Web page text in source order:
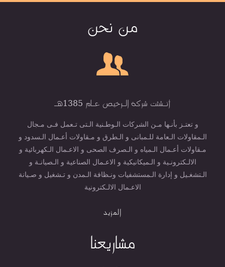
من نحن
أنـشئت شركة الـرخيص عـام 1385هـ
و تعتـز بأنـها مـن الشركات الـوطـنية الـتى تـعمل فـى مـجال
الـمقاولات الـعامة للـمبانى و الـطرق و مـقاولات أعـمال الـسدود و
مـقاولات أعـمال الـمياه و الـصرف الصحى و الاعـمال الـكهربائية و
الالـكترونـية و الـميكانيكية و الاعـمال الصناعية و الـصيانـة و
الـتشغـيل و إدارة الـمستشفيات ونـظافة الـمدن و تـشغيل و صـيانة
الاعـمال الالـكترونية
المزيد
مشاريعنا